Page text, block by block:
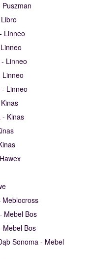
Linneo
Linneo
Linneo
Linneo
- Kinas
Meblocross
Mebel Bos
Mebel Bos
Sonoma - Mebel